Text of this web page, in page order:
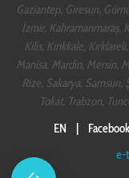
Gaziantep, Giresun,
İzmir, Kahramanmaraş,
Kilis, Kırıkkale,
Manisa, Mardin, Mersin,
Rize, Sakarya, Samsun,
Tokat, Trabzon,
EN
Facebook
e-